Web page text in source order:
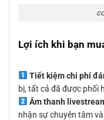
Lợi ích khi bạn
Tiết kiệm chi phí
bị, tất cả đã được phối
Âm thanh
nhận sự chuyên tâm